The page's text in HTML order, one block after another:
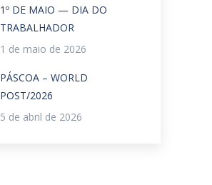
1º DE MAIO — DIA DO
TRABALHADOR
1 de maio de 2026
PÁSCOA – WORLD
POST/2026
5 de abril de 2026